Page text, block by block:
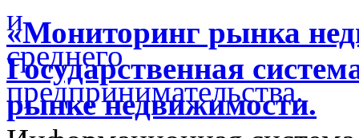
«Мониторинг рынка
Государственная
рынке недвижимости.